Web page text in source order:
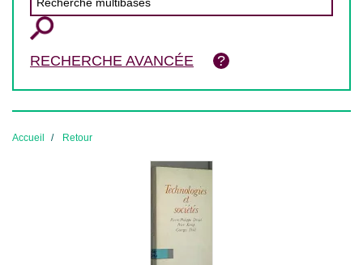
RECHERCHE AVANCÉE
Accueil Retour